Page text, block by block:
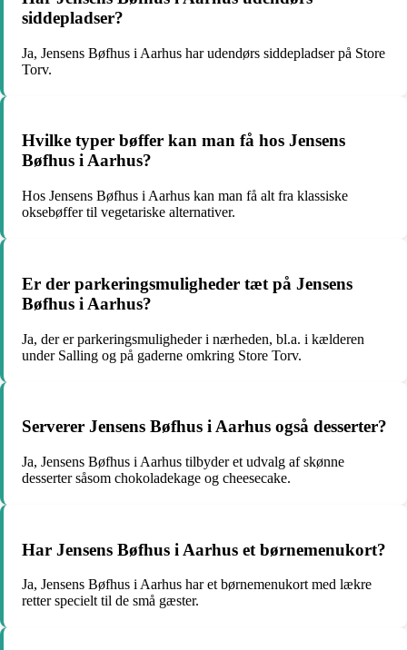
siddepladser?
Ja, Jensens Bøfhus i Aarhus har udendørs siddepladser på Store
Torv.
Hvilke typer bøffer kan man få hos Jensens
Bøfhus i Aarhus?
Hos Jensens Bøfhus i Aarhus kan man få alt fra klassiske
oksebøffer til vegetariske alternativer.
Er der parkeringsmuligheder tæt på Jensens
Bøfhus i Aarhus?
Ja, der er parkeringsmuligheder i nærheden, bl.a. i kælderen
under Salling og på gaderne omkring Store Torv.
Serverer Jensens Bøfhus i Aarhus også desserter?
Ja, Jensens Bøfhus i Aarhus tilbyder et udvalg af skønne
desserter såsom chokoladekage og cheesecake.
Har Jensens Bøfhus i Aarhus et børnemenukort?
Ja, Jensens Bøfhus i Aarhus har et børnemenukort med lækre
retter specielt til de små gæster.